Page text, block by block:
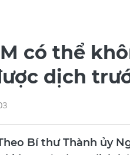
có thể
dịch
Bí thư Thành ủy